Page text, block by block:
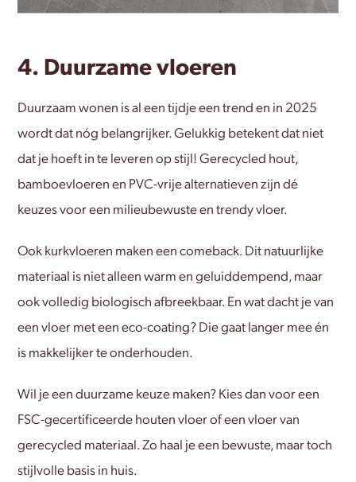
4. Duurzame vloeren
Duurzaam wonen is al een tijdje een trend en in 2025
wordt dat nóg belangrijker. Gelukkig betekent dat niet
dat je hoeft in te leveren op stijl! Gerecycled hout,
bamboevloeren en PVC-vrije alternatieven zijn dé
keuzes voor een milieubewuste en trendy vloer.
Ook kurkvloeren maken een comeback. Dit natuurlijke
materiaal is niet alleen warm en geluiddempend, maar
ook volledig biologisch afbreekbaar. En wat dacht je van
een vloer met een eco-coating? Die gaat langer mee én
is makkelijker te onderhouden.
Wil je een duurzame keuze maken? Kies dan voor een
FSC-gecertificeerde houten vloer of een vloer van
gerecycled materiaal. Zo haal je een bewuste, maar toch
stijlvolle basis in huis.